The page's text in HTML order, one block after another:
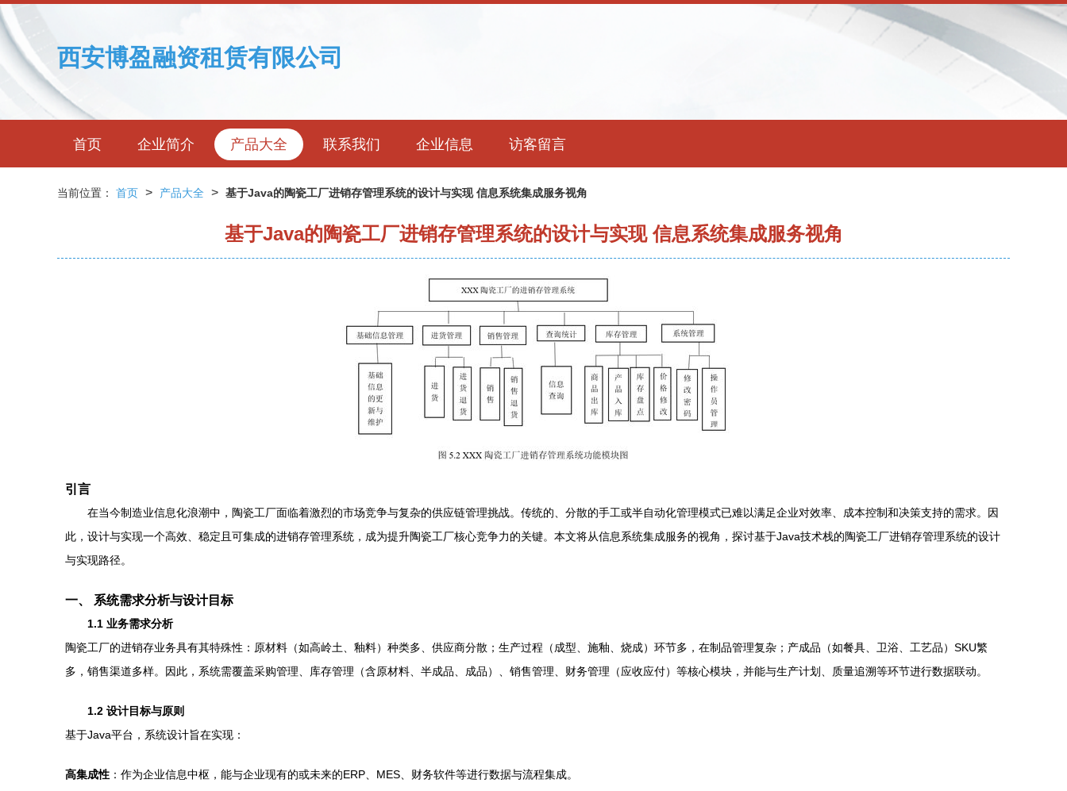
西安博盈融资租赁有限公司
首页 企业简介 产品大全 联系我们 企业信息 访客留言
当前位置： 首页 > 产品大全 > 基于Java的陶瓷工厂进销存管理系统的设计与实现 信息系统集成服务视角
基于Java的陶瓷工厂进销存管理系统的设计与实现 信息系统集成服务视角
引言
在当今制造业信息化浪潮中，陶瓷工厂面临着激烈的市场竞争与复杂的供应链管理挑战。传统的、分散的手工或半自动化管理模式已难以满足企业对效率、成本控制和决策支持的需求。因
此，设计与实现一个高效、稳定且可集成的进销存管理系统，成为提升陶瓷工厂核心竞争力的关键。本文将从信息系统集成服务的视角，探讨基于Java技术栈的陶瓷工厂进销存管理系统的设计
与实现路径。
一、 系统需求分析与设计目标
1.1 业务需求分析
陶瓷工厂的进销存业务具有其特殊性：原材料（如高岭土、釉料）种类多、供应商分散；生产过程（成型、施釉、烧成）环节多，在制品管理复杂；产成品（如餐具、卫浴、工艺品）SKU繁
多，销售渠道多样。因此，系统需覆盖采购管理、库存管理（含原材料、半成品、成品）、销售管理、财务管理（应收应付）等核心模块，并能与生产计划、质量追溯等环节进行数据联动。
1.2 设计目标与原则
基于Java平台，系统设计旨在实现：
高集成性 ：作为企业信息中枢，能与企业现有的或未来的ERP、MES、财务软件等进行数据与流程集成。